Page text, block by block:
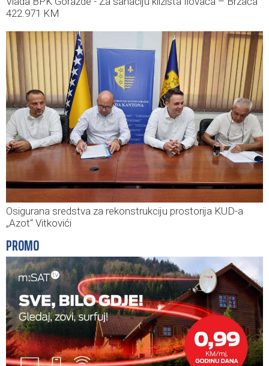
422.971 KM
Osigurana sredstva za rekonstrukciju prostorija KUD-a
„Azot“ Vitkovići
PROMO